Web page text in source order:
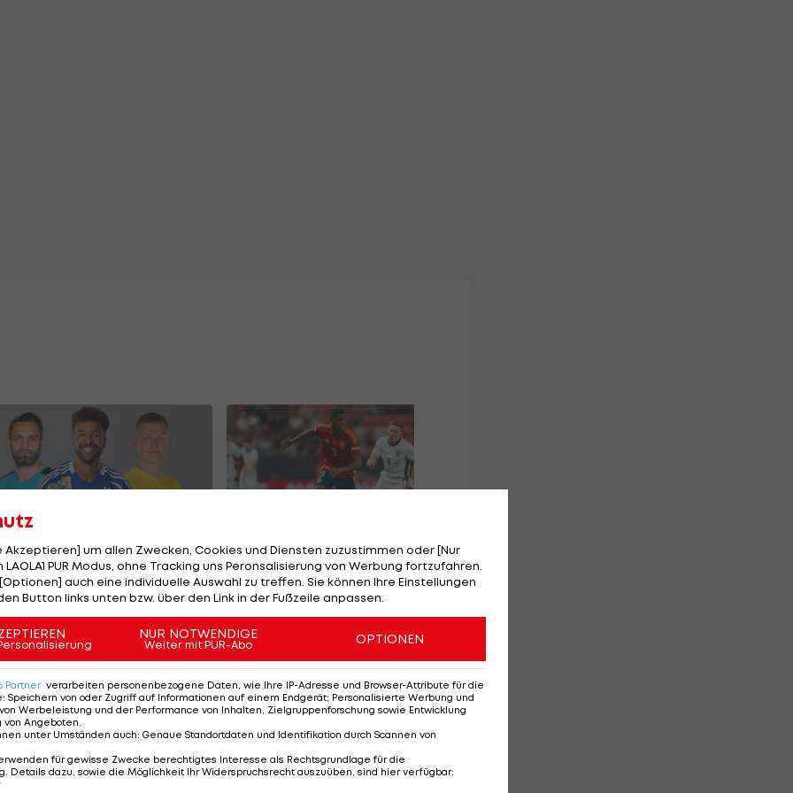
teuersten ÖFB-
der
Olympiasieger vor
Wechsel zu Arsenal
Premier League
Freund
Akzeptieren] um allen Zwecken, Cookies und Diensten zuzustimmen oder [Nur
PUR Modus, ohne Tracking uns Peronsalisierung von Werbung fortzufahren.
auch eine individuelle Auswahl zu treffen. Sie können Ihre Einstellungen
Button links unten bzw. über den Link in der Fußzeile anpassen.
NUR NOTWENDIGE
Weiter mit PUR-Abo OPTIONEN
Partner verarbeiten personenbezogene Daten, wie Ihre IP-Adresse und Browser-Attribute für die
: Speichern von oder Zugriff auf Informationen auf einem Endgerät; Personalisierte Werbung und
Werbeleistung und der Performance von Inhalten, Zielgruppenforschung sowie Entwicklung
von Angeboten.
unter Umständen auch: Genaue Standortdaten und Identifikation durch Scannen von
für gewisse Zwecke berechtigtes Interesse als Rechtsgrundlage für die
Details dazu, sowie die Möglichkeit Ihr Widerspruchsrecht auszuüben, sind hier verfügbar: